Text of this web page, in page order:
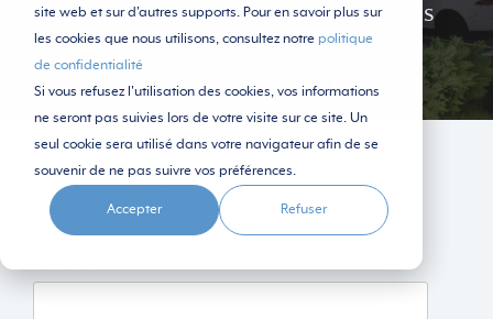
site web et sur d'autres supports. Pour en savoir plus sur
les cookies que nous utilisons, consultez notre politique
de confidentialité
Si vous refusez l'utilisation des cookies, vos informations
ne seront pas suivies lors de votre visite sur ce site. Un
seul cookie sera utilisé dans votre navigateur afin de se
souvenir de ne pas suivre vos préférences.
Accepter Refuser
Des questions sur nos solutions, nos
services ou sur notre entreprise?
Nous sommes à l'écoute!
Ventes, comptes et
facturation